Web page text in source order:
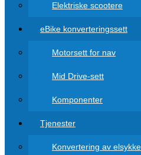
Elektriske scootere
eBike konverteringssett
Motorsett for nav
Mid Drive-sett
Komponenter
Tjenester
Konvertering av